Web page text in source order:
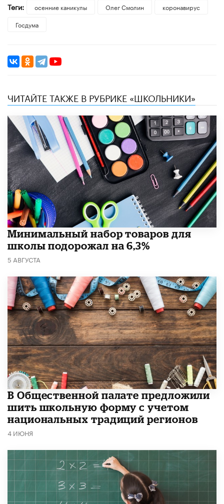
Теги: осенние каникулы Олег Смолин
коронавирус
Госдума
ЧИТАЙТЕ ТАКЖЕ В РУБРИКЕ «ШКОЛЬНИКИ»
Минимальный набор товаров для
школы подорожал на 6,3%
5 АВГУСТА
В Общественной палате предложили
шить школьную форму с учетом
национальных традиций регионов
4 ИЮНЯ